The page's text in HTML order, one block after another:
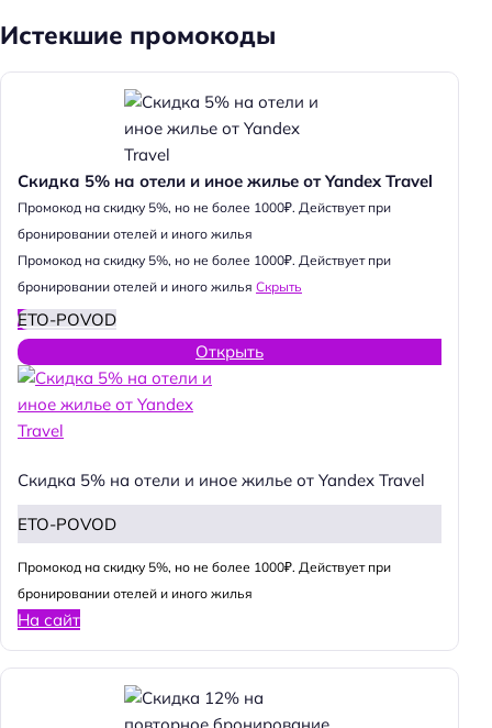
Истекшие промокоды
Скидка 5% на отели и иное жилье от Yandex Travel
Промокод на скидку 5%, но не более 1000₽. Действует при
бронировании отелей и иного жилья
Промокод на скидку 5%, но не более 1000₽. Действует при
бронировании отелей и иного жилья Скрыть
ETO-POVOD
Открыть
Скидка 5% на отели и иное жилье от Yandex Travel
ETO-POVOD
Промокод на скидку 5%, но не более 1000₽. Действует при
бронировании отелей и иного жилья
На сайт